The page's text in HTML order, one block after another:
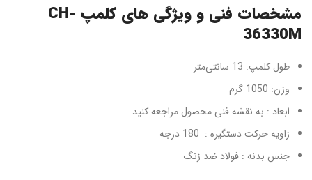
مشخصات فنی و ویژگی های کلمپ CH-
36330M
طول کلمپ: 13 سانتی‌متر
وزن: 1050 گرم
ابعاد : به نقشه فنی محصول مراجعه کنید
زاویه حرکت دستگیره : 180 درجه
جنس بدنه : فولاد ضد زنگ